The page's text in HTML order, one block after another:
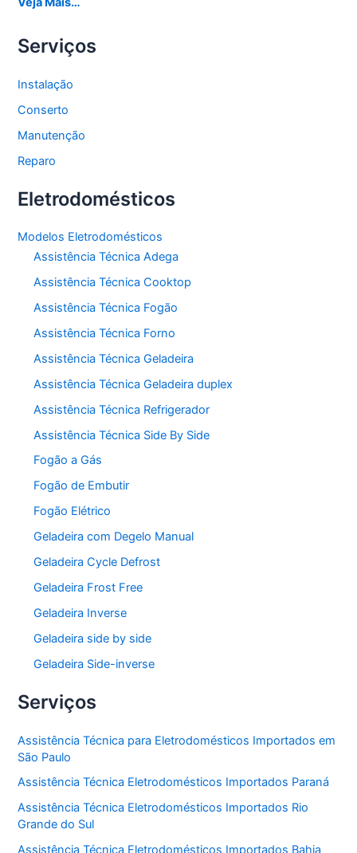
Serviços
Instalação
Conserto
Manutenção
Reparo
Eletrodomésticos
Modelos Eletrodomésticos
Assistência Técnica Adega
Assistência Técnica Cooktop
Assistência Técnica Fogão
Assistência Técnica Forno
Assistência Técnica Geladeira
Assistência Técnica Geladeira duplex
Assistência Técnica Refrigerador
Assistência Técnica Side By Side
Fogão a Gás
Fogão de Embutir
Fogão Elétrico
Geladeira com Degelo Manual
Geladeira Cycle Defrost
Geladeira Frost Free
Geladeira Inverse
Geladeira side by side
Geladeira Side-inverse
Serviços
Assistência Técnica para Eletrodomésticos Importados em
São Paulo
Assistência Técnica Eletrodomésticos Importados Paraná
Assistência Técnica Eletrodomésticos Importados Rio
Grande do Sul
Assistência Técnica Eletrodomésticos Importados Bahia